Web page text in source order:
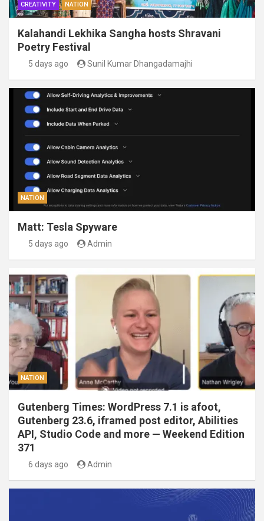
CREATIVITY NATION
Kalahandi Lekhika Sangha hosts Shravani
Poetry Festival
5 days ago Sunil Kumar Dhangadamajhi
NATION
Matt: Tesla Spyware
5 days ago Admin
NATION
Gutenberg Times: WordPress 7.1 is afoot,
Gutenberg 23.6, iframed post editor, Abilities
API, Studio Code and more — Weekend Edition
371
6 days ago Admin